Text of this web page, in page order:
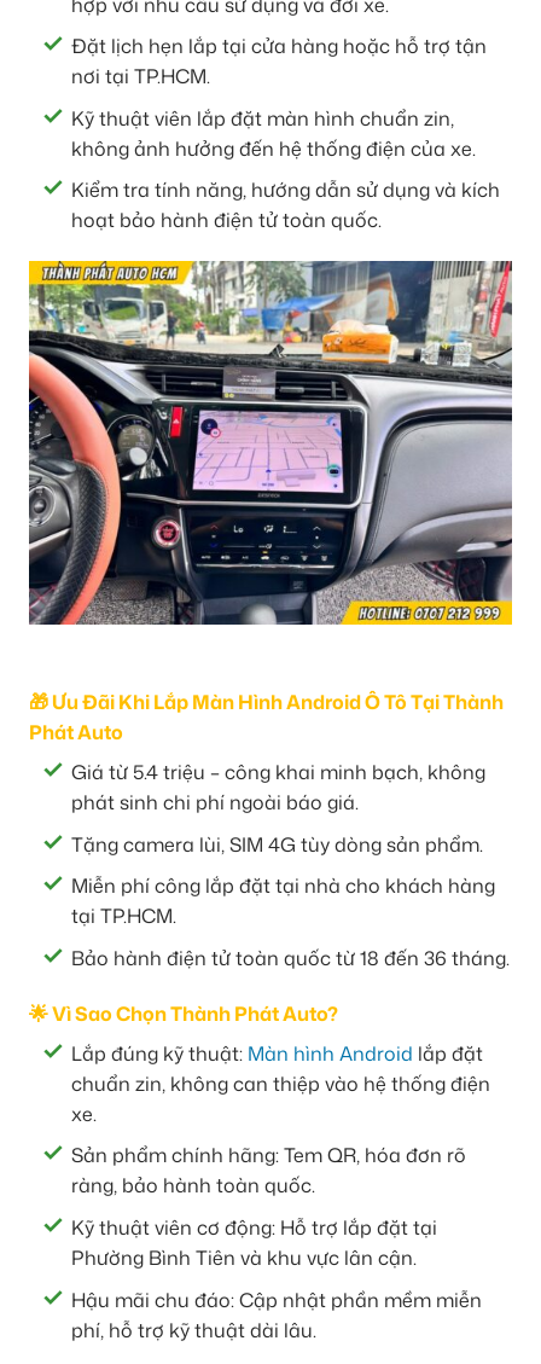
Đặt lịch hẹn lắp tại cửa hàng hoặc hỗ trợ tận
nơi tại TP.HCM.
Kỹ thuật viên lắp đặt màn hình chuẩn zin,
không ảnh hưởng đến hệ thống điện của xe.
Kiểm tra tính năng, hướng dẫn sử dụng và kích
hoạt bảo hành điện tử toàn quốc.
🎁 Ưu Đãi Khi Lắp Màn Hình Android Ô Tô Tại Thành
Phát Auto
Giá từ 5.4 triệu – công khai minh bạch, không
phát sinh chi phí ngoài báo giá.
Tặng camera lùi, SIM 4G tùy dòng sản phẩm.
Miễn phí công lắp đặt tại nhà cho khách hàng
tại TP.HCM.
Bảo hành điện tử toàn quốc từ 18 đến 36 tháng.
🌟 Vì Sao Chọn Thành Phát Auto?
Lắp đúng kỹ thuật: Màn hình Android lắp đặt
chuẩn zin, không can thiệp vào hệ thống điện
xe.
Sản phẩm chính hãng: Tem QR, hóa đơn rõ
ràng, bảo hành toàn quốc.
Kỹ thuật viên cơ động: Hỗ trợ lắp đặt tại
Phường Bình Tiên và khu vực lân cận.
Hậu mãi chu đáo: Cập nhật phần mềm miễn
phí, hỗ trợ kỹ thuật dài lâu.